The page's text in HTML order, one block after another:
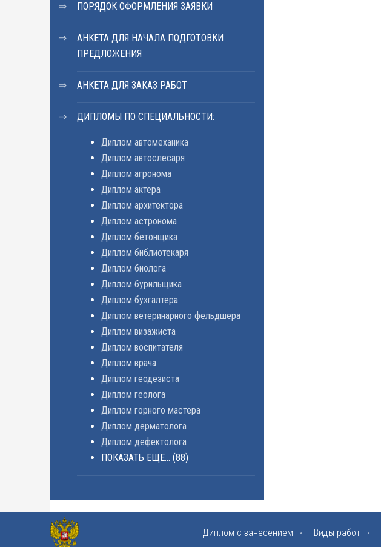
ПОРЯДОК ОФОРМЛЕНИЯ ЗАЯВКИ
АНКЕТА ДЛЯ НАЧАЛА ПОДГОТОВКИ
ПРЕДЛОЖЕНИЯ
АНКЕТА ДЛЯ ЗАКАЗ РАБОТ
ДИПЛОМЫ ПО СПЕЦИАЛЬНОСТИ:
Диплом автомеханика
Диплом автослесаря
Диплом агронома
Диплом актера
Диплом архитектора
Диплом астронома
Диплом бетонщика
Диплом библиотекаря
Диплом биолога
Диплом бурильщика
Диплом бухгалтера
Диплом ветеринарного фельдшера
Диплом визажиста
Диплом воспитателя
Диплом врача
Диплом геодезиста
Диплом геолога
Диплом горного мастера
Диплом дерматолога
Диплом дефектолога
ПОКАЗАТЬ ЕЩЕ... (88)
Диплом с занесением Виды работ